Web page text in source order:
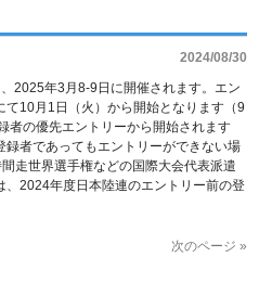
2024/08/30
2025年3月8-9日に開催されます。エン
て10月1日（火）から開始となります（9
者の優先エントリーから開始されます
者であってもエントリーができない場
走世界選手権などの国際大会代表派遣
2024年度日本陸連のエントリー前の登
次のページ »